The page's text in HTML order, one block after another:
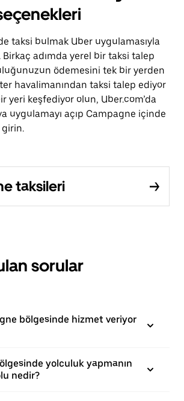
taksi bulmak Uber uygulamasıyla
Birkaç adımda yerel bir taksi talep
ödemesini tek bir yerden
havalimanından taksi talep ediyor
yeri keşfediyor olun, Uber.com’da
uygulamayı açıp Campagne içinde
girin.
taksileri
sorular
bölgesinde hizmet veriyor
yolculuk yapmanın
nedir?